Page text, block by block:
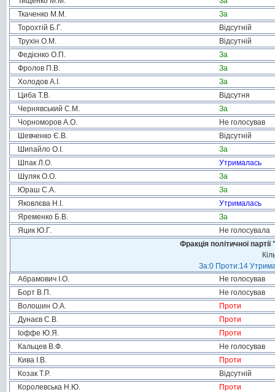
Ткаченко М.М.
За
Торохтій Б.Г.
Відсутній
Трухін О.М.
Відсутній
Федієнко О.П.
За
Фролов П.В.
За
Холодов А.І.
За
Циба Т.В.
Відсутня
Чернявський С.М.
За
Чорноморов А.О.
Не голосував
Шевченко Є.В.
Відсутній
Шипайло О.І.
За
Шпак Л.О.
Утрималась
Шуляк О.О.
За
Юраш С.А.
За
Яковлєва Н.І.
Утрималась
Яременко Б.В.
За
Яцик Ю.Г.
Не голосувала
Фракція політичної
За:0 Проти:14
Абрамович І.О.
Не голосував
Борт В.П.
Не голосував
Волошин О.А.
Проти
Дунаєв С.В.
Проти
Іоффе Ю.Я.
Проти
Кальцев В.Ф.
Не голосував
Кива І.В.
Проти
Козак Т.Р.
Відсутній
Королевська Н.Ю.
Проти